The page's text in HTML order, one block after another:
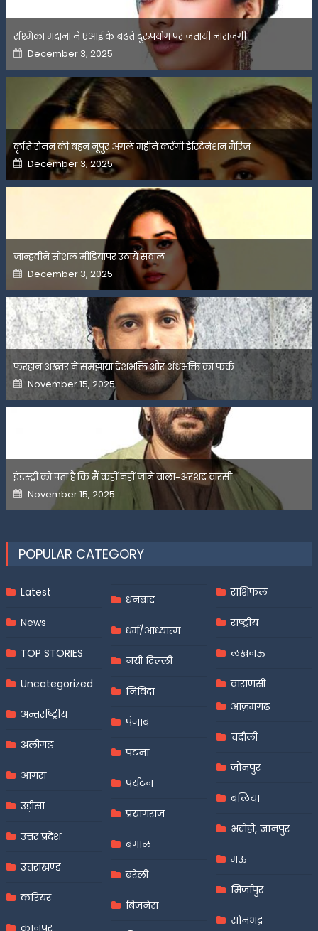
रश्मिका मंदाना ने एआई के बढ़ते दुरुपयोग पर जतायी नाराजगी
Posted
on
December 3, 2025
कृति सेनन की बहन नूपुर अगले महीने करेंगी डेस्टिनेशन मैरिज
Posted
on
December 3, 2025
जान्हवीने सोशल मीडियापर उठाये सवाल
Posted
on
December 3, 2025
फरहान अख्तर ने समझाया देशभक्ति और अंधभक्ति का फर्क
Posted
on
November 15, 2025
इंडस्ट्री को पता है कि मैं कहीं नहीं जाने वाला-अरशद वारसी
Posted
on
November 15, 2025
POPULAR CATEGORY
Latest
News
TOP STORIES
Uncategorized
अन्तर्राष्ट्रीय
अलीगढ़
आगरा
उड़ीसा
उत्तर प्रदेश
उत्तराखण्ड
करियर
धनबाद
धर्म/आध्यात्म
नयी दिल्ली
निविदा
पंजाब
पटना
पर्यटन
प्रयागराज
बंगाल
बरेली
बिजनेस
राशिफल
राष्ट्रीय
लखनऊ
वाराणसी
आज़मगढ़
चंदौली
जौनपुर
बलिया
भदोही, ज्ञानपुर
मऊ
मिर्जापुर
सोनभद्र